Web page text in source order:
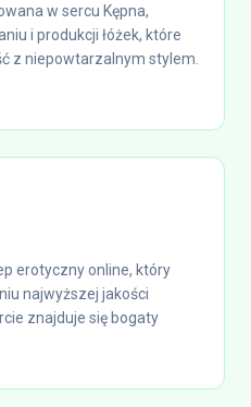
w sercu Kępna,
i produkcji łóżek, które
z niepowtarzalnym stylem.
erotyczny online, który
najwyższej jakości
znajduje się bogaty